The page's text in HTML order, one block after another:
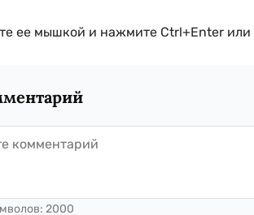
ее мышкой и нажмите Ctrl+Enter или
2000